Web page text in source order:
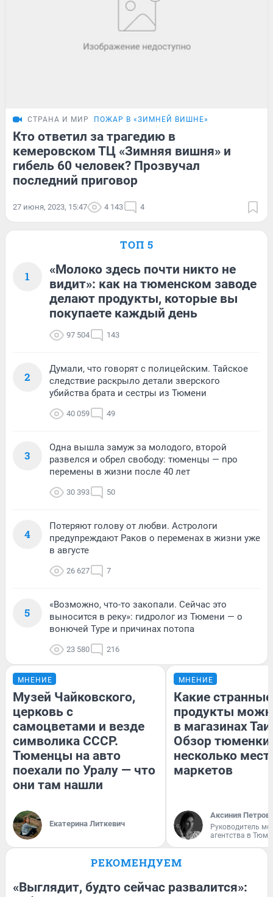
СТРАНА И МИР ПОЖАР В «ЗИМНЕЙ ВИШНЕ»
Кто ответил за трагедию в
кемеровском ТЦ «Зимняя вишня» и
гибель 60 человек? Прозвучал
последний приговор
27 июня, 2023, 15:47 4 143 4
ТОП 5
1
«Молоко здесь почти никто не
видит»: как на тюменском заводе
делают продукты, которые вы
покупаете каждый день
97 504 143
2
Думали, что говорят с полицейским. Тайское
следствие раскрыло детали зверского
убийства брата и сестры из Тюмени
40 059 49
3
Одна вышла замуж за молодого, второй
развелся и обрел свободу: тюменцы — про
перемены в жизни после 40 лет
30 393 50
4
Потеряют голову от любви. Астрологи
предупреждают Раков о переменах в жизни уже
в августе
26 627 7
5
«Возможно, что-то закопали. Сейчас это
выносится в реку»: гидролог из Тюмени — о
вонючей Туре и причинах потопа
23 580 216
МНЕНИЕ
Музей Чайковского,
церковь с
самоцветами и везде
символика СССР.
Тюменцы на авто
поехали по Уралу — что
они там нашли
Екатерина Литкевич
МНЕНИЕ
Какие странные
продукты
в магазинах
Обзор тюменки
несколько
маркетов
Аксиния
Руководитель
агентства в
РЕКОМЕНДУЕМ
«Выглядит, будто сейчас развалится»: